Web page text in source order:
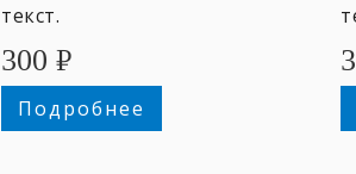
текст.
300 ₽
Подробнее